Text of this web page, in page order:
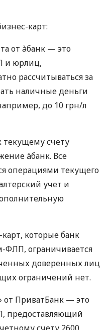
карт:
от àбанк — это
и юрлиц,
рассчитываться за
наличные деньги
до 10 грн/л
текущему счету
àбанк. Все
операциями текущего
учет и
которые банк
ФЛП, ограничивается
доверенных лиц
ограничений нет.
от ПриватБанк — это
предоставляющий